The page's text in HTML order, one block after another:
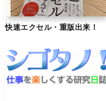
快速エクセル・重版出来！